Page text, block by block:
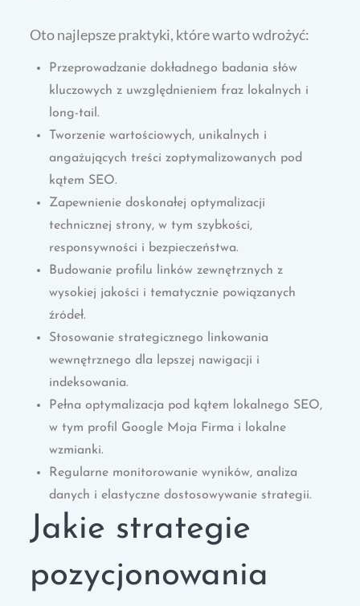
Oto najlepsze praktyki, które warto wdrożyć:
Przeprowadzanie dokładnego badania słów
kluczowych z uwzględnieniem fraz lokalnych i
long-tail.
Tworzenie wartościowych, unikalnych i
angażujących treści zoptymalizowanych pod
kątem SEO.
Zapewnienie doskonałej optymalizacji
technicznej strony, w tym szybkości,
responsywności i bezpieczeństwa.
Budowanie profilu linków zewnętrznych z
wysokiej jakości i tematycznie powiązanych
źródeł.
Stosowanie strategicznego linkowania
wewnętrznego dla lepszej nawigacji i
indeksowania.
Pełna optymalizacja pod kątem lokalnego SEO,
w tym profil Google Moja Firma i lokalne
wzmianki.
Regularne monitorowanie wyników, analiza
danych i elastyczne dostosowywanie strategii.
Jakie strategie
pozycjonowania